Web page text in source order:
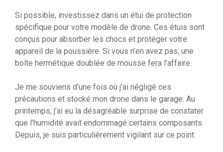
Si possible, investissez dans un étui de protection
spécifique pour votre modèle de drone. Ces étuis sont
conçus pour absorber les chocs et protéger votre
appareil de la poussière. Si vous n’en avez pas, une
boîte hermétique doublée de mousse fera l’affaire.
Je me souviens d’une fois où j’ai négligé ces
précautions et stocké mon drone dans le garage. Au
printemps, j’ai eu la désagréable surprise de constater
que l’humidité avait endommagé certains composants.
Depuis, je suis particulièrement vigilant sur ce point.